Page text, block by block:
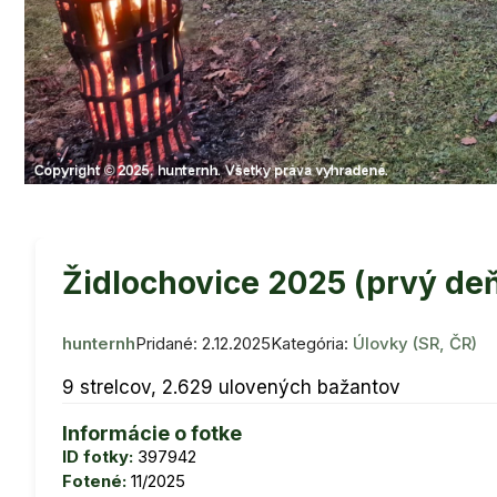
Židlochovice 2025 (prvý
hunternhPridané: 2.12.2025Kategória: Úlovky (SR, ČR)
9 strelcov, 2.629 ulovených bažantov
Informácie o fotke
ID fotky: 397942
Fotené: 11/2025